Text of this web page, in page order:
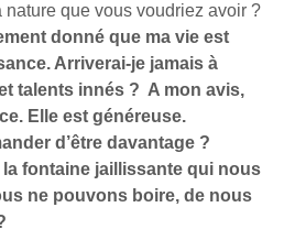
nature que vous voudriez avoir ?
donné que ma vie est
Arriverai-je jamais à
talents innés ? A mon avis,
Elle est généreuse.
d’être davantage ?
fontaine jaillissante qui nous
ne pouvons boire, de nous